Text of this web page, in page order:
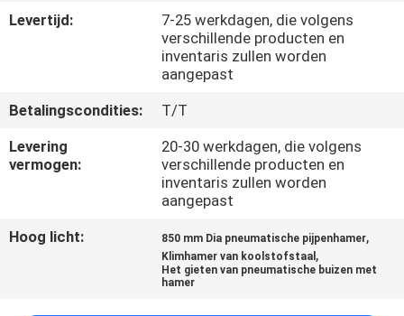
CONTACT
OP
NIEUWS
Levertijd:
7-25 werkdagen, die volgens
verschillende producten en
inventaris zullen worden
aangepast
Betalingscondities:
T/T
Levering
vermogen:
20-30 werkdagen, die volgens
verschillende producten en
inventaris zullen worden
aangepast
Hoog licht:
850 mm Dia pneumatische pijpenhamer,
Klimhamer van koolstofstaal ,
Het gieten van pneumatische buizen met
hamer